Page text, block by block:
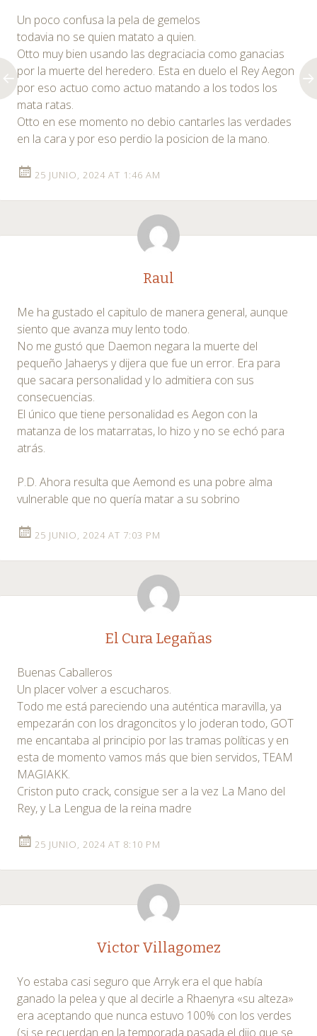
Un poco confusa la pela de gemelos
todavia no se quien matato a quien.
Otto muy bien usando las degraciacia como ganacias
por la muerte del heredero. Esta en duelo el Rey Aegon
por eso actuo como actuo matando a los todos los
mata ratas.
Otto en ese momento no debio cantarles las verdades
en la cara y por eso perdio la posicion de la mano.
25 JUNIO, 2024 AT 1:46 AM
Raul
Me ha gustado el capitulo de manera general, aunque
siento que avanza muy lento todo.
No me gustó que Daemon negara la muerte del
pequeño Jahaerys y dijera que fue un error. Era para
que sacara personalidad y lo admitiera con sus
consecuencias.
El único que tiene personalidad es Aegon con la
matanza de los matarratas, lo hizo y no se echó para
atrás.
P.D. Ahora resulta que Aemond es una pobre alma
vulnerable que no quería matar a su sobrino
25 JUNIO, 2024 AT 7:03 PM
El Cura Legañas
Buenas Caballeros
Un placer volver a escucharos.
Todo me está pareciendo una auténtica maravilla, ya
empezarán con los dragoncitos y lo joderan todo, GOT
me encantaba al principio por las tramas políticas y en
esta de momento vamos más que bien servidos, TEAM
MAGIAKK.
Criston puto crack, consigue ser a la vez La Mano del
Rey, y La Lengua de la reina madre
25 JUNIO, 2024 AT 8:10 PM
Victor Villagomez
Yo estaba casi seguro que Arryk era el que había
ganado la pelea y que al decirle a Rhaenyra «su alteza»
era aceptando que nunca estuvo 100% con los verdes
(si se recuerdan en la temporada pasada el dijo que se